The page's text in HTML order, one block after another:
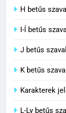
5
H betűs
I-Í betűs
J betűs
K betűs
Karakterek
L-Ly betűs